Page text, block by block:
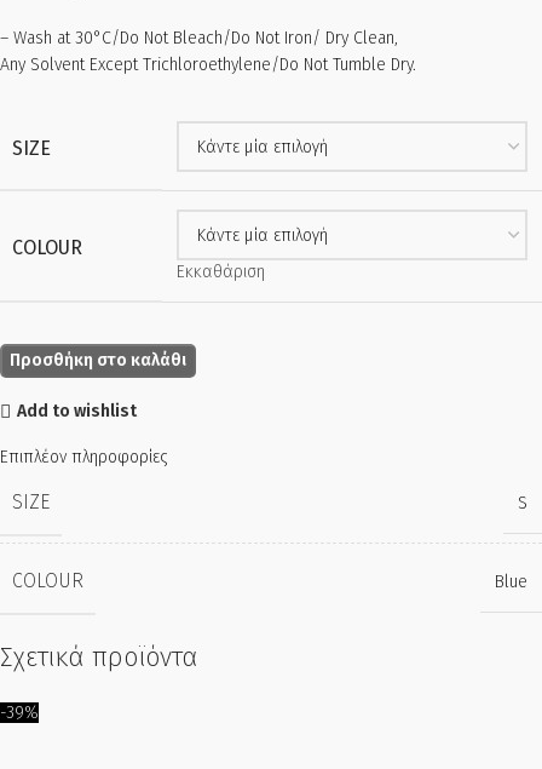
– Wash at 30°C/Do Not Bleach/Do Not Iron/ Dry Clean,
Any Solvent Except Trichloroethylene/Do Not Tumble Dry.
SIZE
COLOUR
Εκκαθάριση
Προσθήκη στο καλάθι
Add to wishlist
Επιπλέον πληροφορίες
SIZE S
COLOUR Blue
Σχετικά προϊόντα
-39%